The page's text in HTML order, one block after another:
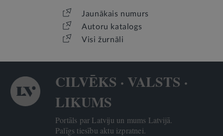
Jaunākais numurs
Autoru katalogs
Visi žurnāli
CILVĒKS · VALSTS ·
LIKUMS
Portāls par Latviju un mums Latvijā.
Palīgs tiesību aktu izpratnei.